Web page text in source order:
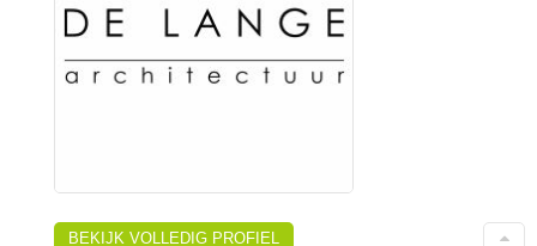
BEKIJK VOLLEDIG PROFIEL